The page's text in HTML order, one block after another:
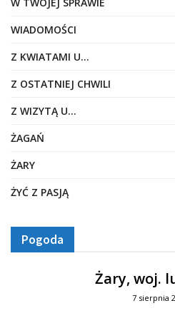
WIADOMOŚCI
Z KWIATAMI U…
Z OSTATNIEJ CHWILI
Z WIZYTĄ U…
ŻAGAŃ
ŻARY
ŻYĆ Z PASJĄ
Pogoda
Żary, woj.
7 sierpnia